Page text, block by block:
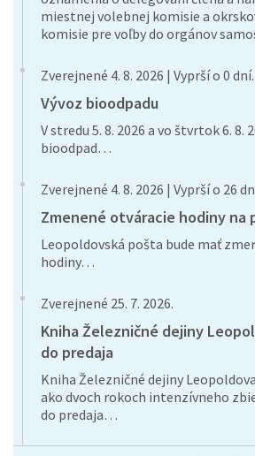
miestnej volebnej komisie a
komisie pre voľby do orgánov
Zverejnené 4. 8. 2026 | Vyprší o 0 dní.
Vývoz bioodpadu
V stredu 5. 8. 2026 a vo štvrtok 6. 8.
bioodpad…
Zverejnené 4. 8. 2026 | Vyprší o 26
Zmenené otváracie hodiny na
Leopoldovská pošta bude mať
hodiny…
Zverejnené 25. 7. 2026.
Kniha Železničné dejiny
do predaja
Kniha Železničné dejiny
ako dvoch rokoch intenzívneho
do predaja…